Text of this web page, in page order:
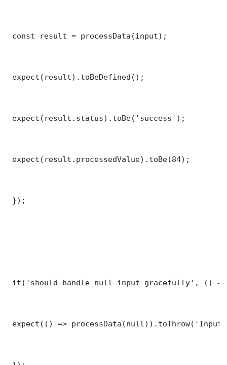
const result = processData(input);
expect(result).toBeDefined();
expect(result.status).toBe('success');
expect(result.processedValue).toBe(84);
});
it('should handle null input gracefully', ()
expect(() =>